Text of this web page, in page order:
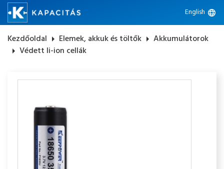
English language
Kezdőoldal arrow_right Elemek, akkuk és töltők arrow_right Akkumulátorok
arrow_right Védett li-ion cellák